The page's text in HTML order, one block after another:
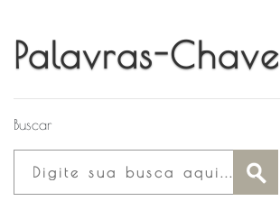
Palavras-Chave
Buscar